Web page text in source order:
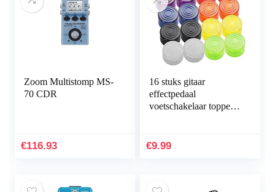
Zoom Multistomp MS-
70 CDR
€116.93
16 stuks gitaar
effectpedaal
voetschakelaar topper
voor elektrische gitaar
€9.99